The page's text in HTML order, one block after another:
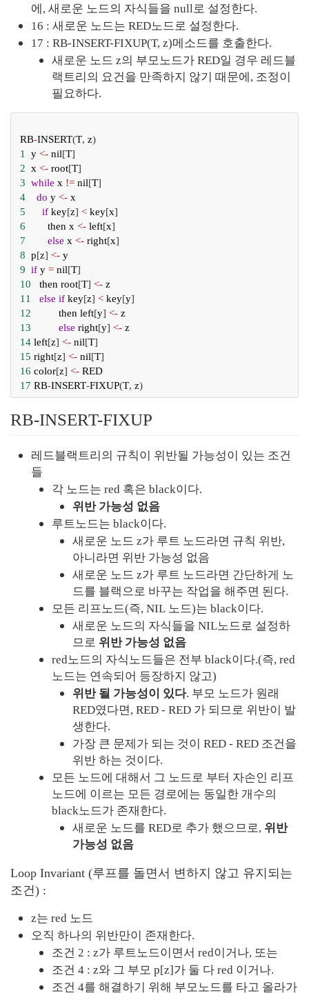
에, 새로운 노드의 자식들을 null로 설정한다.
16 : 새로운 노드는 RED노드로 설정한다.
17 : RB-INSERT-FIXUP(T, z)메소드를 호출한다.
새로운 노드 z의 부모노드가 RED일 경우 레드블
랙트리의 요건을 만족하지 않기 때문에, 조정이
필요하다.
RB-INSERT(T, z)
1
y <- nil[T]
2 x <- root[T]
3 while x != nil[T]
4
do y <- x
5
if key[z] < key[x]
6
then x <- left[x]
7
else x <- right[x]
8 p[z] <- y
9 if y = nil[T]
10
then root[T] <- z
11
else if key[z] < key[y]
12
then left[y] <- z
13
else right[y] <- z
14 left[z] <- nil[T]
15 right[z] <- nil[T]
16 color[z] <- RED
17 RB-INSERT-FIXUP(T, z)
RB-INSERT-FIXUP
레드블랙트리의 규칙이 위반될 가능성이 있는 조건
들
각 노드는 red 혹은 black이다.
위반 가능성 없음
루트노드는 black이다.
새로운 노드 z가 루트 노드라면 규칙 위반,
아니라면 위반 가능성 없음
새로운 노드 z가 루트 노드라면 간단하게 노
드를 블랙으로 바꾸는 작업을 해주면 된다.
모든 리프노드(즉, NIL 노드)는 black이다.
새로운 노드의 자식들을 NIL노드로 설정하
므로 위반 가능성 없음
red노드의 자식노드들은 전부 black이다.(즉, red
노드는 연속되어 등장하지 않고)
위반 될 가능성이 있다. 부모 노드가 원래
RED였다면, RED - RED 가 되므로 위반이 발
생한다.
가장 큰 문제가 되는 것이 RED - RED 조건을
위반 하는 것이다.
모든 노드에 대해서 그 노드로 부터 자손인 리프
노드에 이르는 모든 경로에는 동일한 개수의
black노드가 존재한다.
새로운 노드를 RED로 추가 했으므로, 위반
가능성 없음
Loop Invariant (루프를 돌면서 변하지 않고 유지되는
조건) :
z는 red 노드
오직 하나의 위반만이 존재한다.
조건 2 : z가 루트노드이면서 red이거나, 또는
조건 4 : z와 그 부모 p[z]가 둘 다 red 이거나.
조건 4를 해결하기 위해 부모노드를 타고 올라가